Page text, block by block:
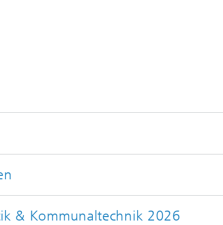
& Kommunaltechnik 2026